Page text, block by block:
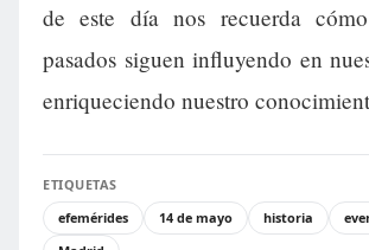
de este día nos recuerda
pasados siguen influyendo en
enriqueciendo nuestro
ETIQUETAS
efemérides
14 de mayo historia